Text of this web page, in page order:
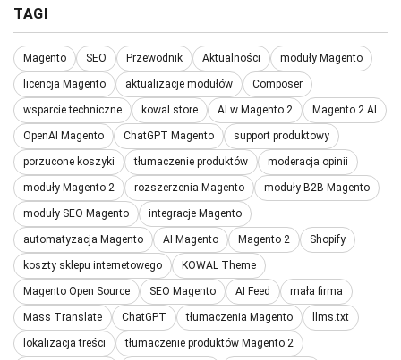
TAGI
Magento SEO Przewodnik Aktualności moduły Magento
licencja Magento aktualizacje modułów Composer
wsparcie techniczne kowal.store AI w Magento 2 Magento 2 AI
OpenAI Magento ChatGPT Magento support produktowy
porzucone koszyki tłumaczenie produktów moderacja opinii
moduły Magento 2 rozszerzenia Magento moduły B2B Magento
moduły SEO Magento integracje Magento
automatyzacja Magento AI Magento Magento 2 Shopify
koszty sklepu internetowego KOWAL Theme
Magento Open Source SEO Magento AI Feed mała firma
Mass Translate ChatGPT tłumaczenia Magento llms.txt
lokalizacja treści tłumaczenie produktów Magento 2